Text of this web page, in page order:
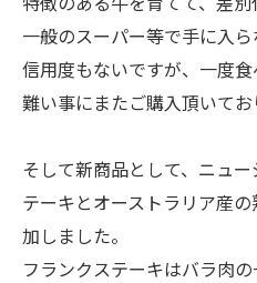
一般のスーパー等で手に入
信用度もないですが、一度
難い事にまたご購入頂いてお
そして新商品として、ニュ
テーキとオーストラリア産
加しました。
フランクステーキはバラ肉